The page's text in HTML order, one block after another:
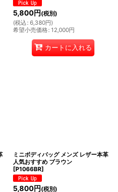
5,800円 (税別)
(税込 : 6,380円)
希望小売価格: 12,000円
カートに入れる
ミニボディバッグ メンズ レザー本革
人気おすすめ ブラウン
[P1066BR]
5,800円 (税別)